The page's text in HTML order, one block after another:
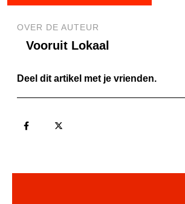
OVER DE AUTEUR
Vooruit Lokaal
Deel dit artikel met je vrienden.